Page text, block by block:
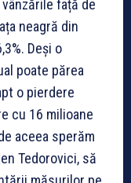
față de
neagră din
Deși o
poate părea
o pierdere
cu 16 milioane
aceea sperăm
Tedorovici, să